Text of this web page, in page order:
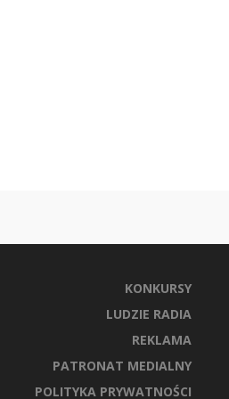
KONKURSY
LUDZIE RADIA
REKLAMA
PATRONAT MEDIALNY
POLITYKA PRYWATNOŚCI